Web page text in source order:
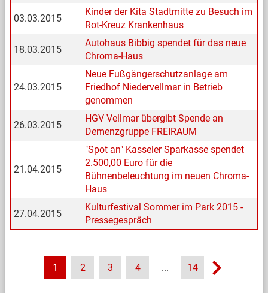
03.03.2015
Kinder der Kita Stadtmitte zu Besuch im
Rot-Kreuz Krankenhaus
18.03.2015
Autohaus Bibbig spendet für das neue
Chroma-Haus
24.03.2015
Neue Fußgängerschutzanlage am
Friedhof Niedervellmar in Betrieb
genommen
26.03.2015
HGV Vellmar übergibt Spende an
Demenzgruppe FREIRAUM
21.04.2015
"Spot an" Kasseler Sparkasse spendet
2.500,00 Euro für die
Bühnenbeleuchtung im neuen Chroma-
Haus
27.04.2015
Kulturfestival Sommer im Park 2015 -
Pressegespräch
1 2 3 4 ... 14